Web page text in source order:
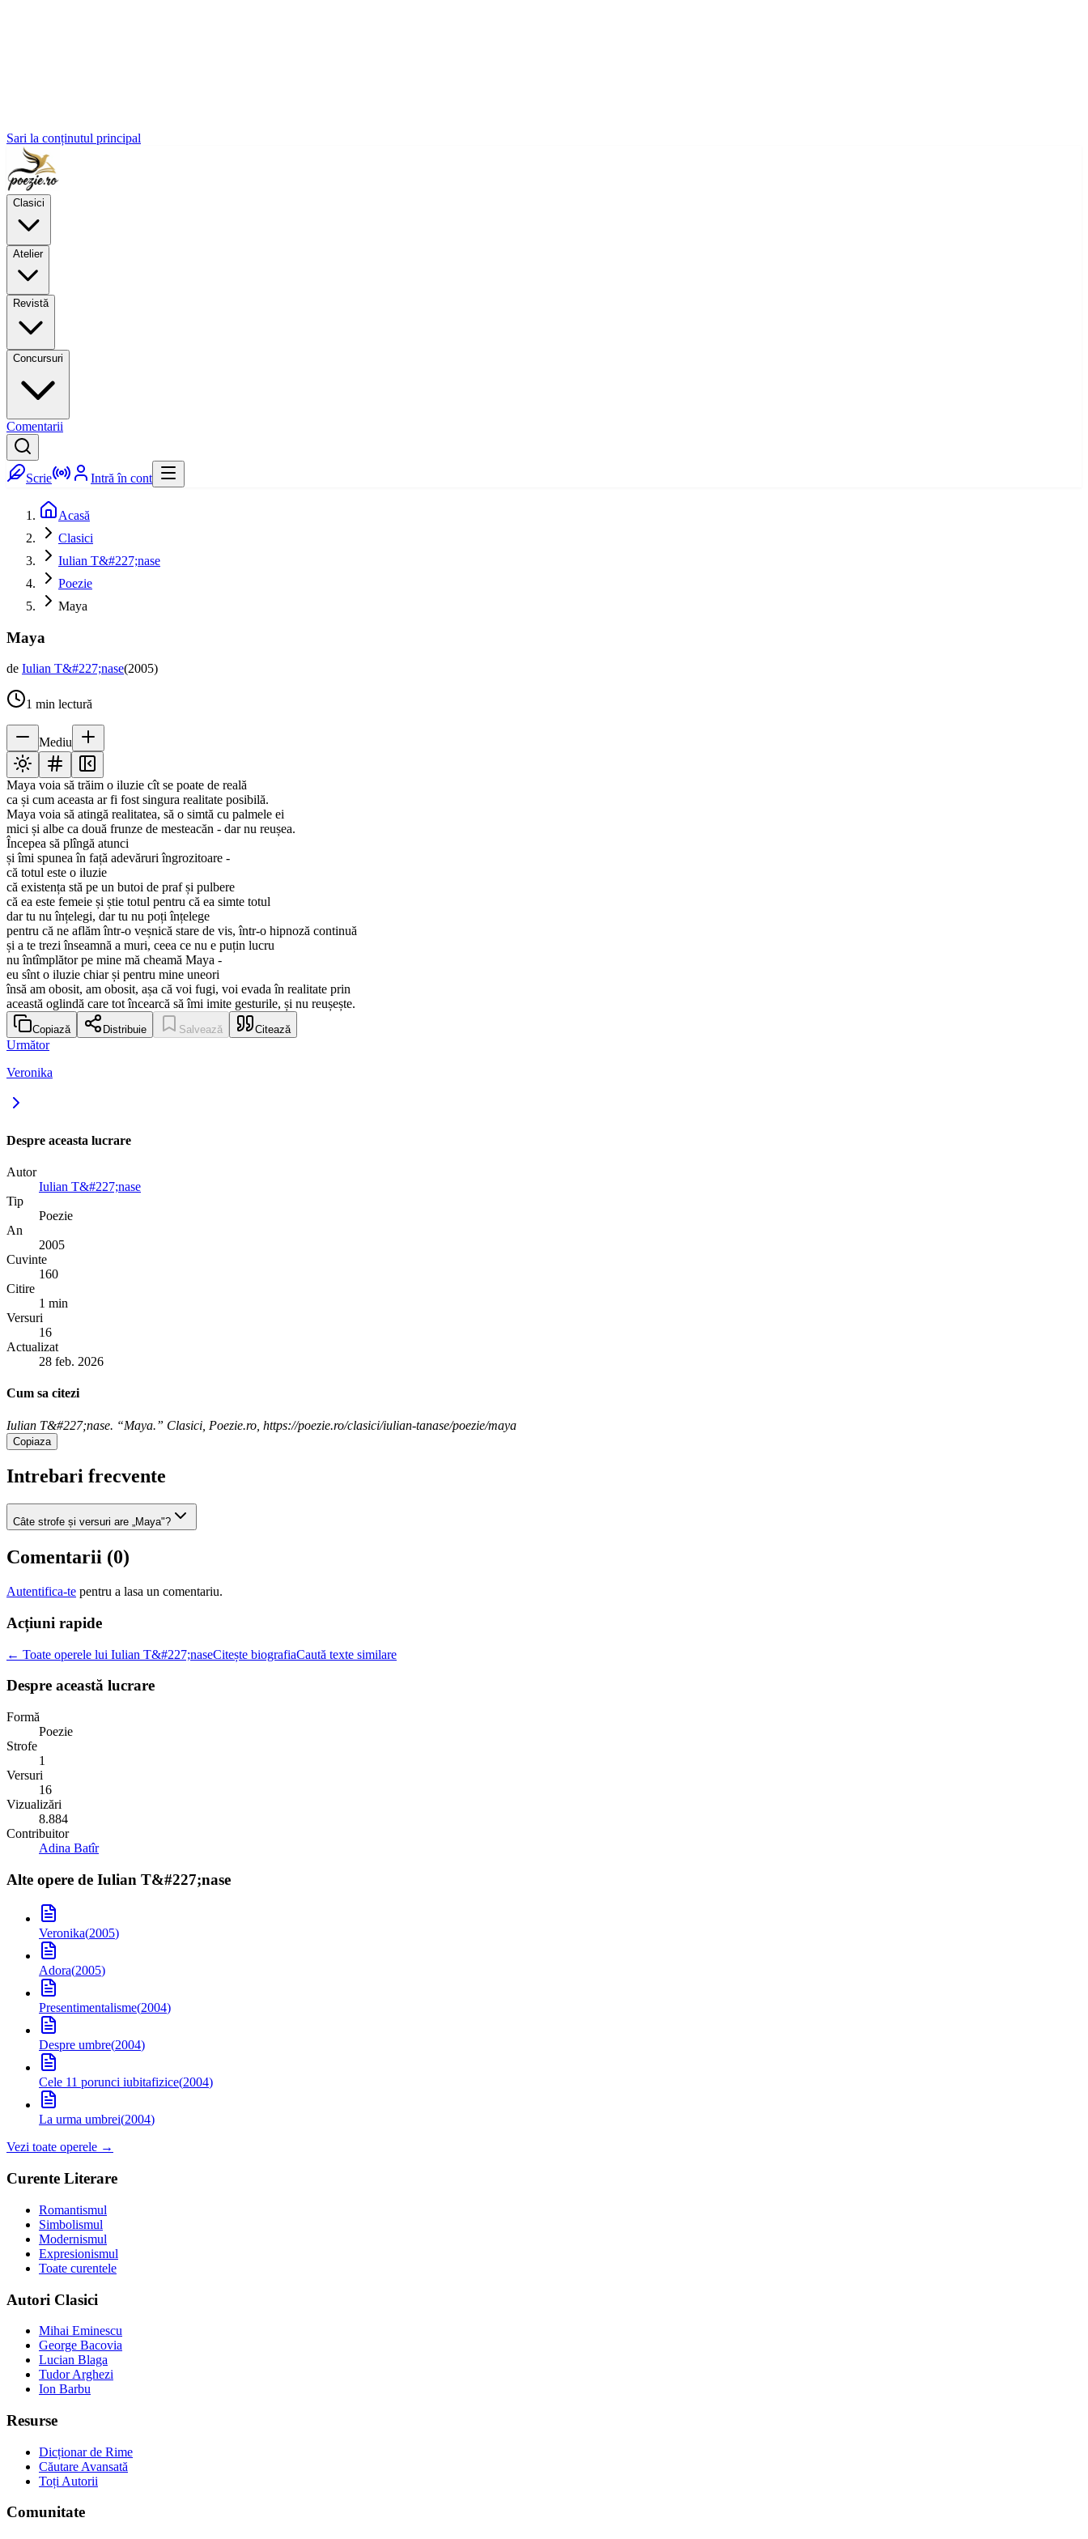
Sari la conținutul principal
Clasici
Atelier
Revistă
Concursuri
Comentarii
Scrie Intră în cont
Acasă
Clasici
Iulian T&#227;nase
Poezie
Maya
Maya
de Iulian T&#227;nase(2005)
1 min lectură
Mediu
Maya voia să trăim o iluzie cît se poate de reală
ca și cum aceasta ar fi fost singura realitate posibilă.
Maya voia să atingă realitatea, să o simtă cu palmele ei
mici și albe ca două frunze de mesteacăn - dar nu reușea.
Începea să plîngă atunci
și îmi spunea în față adevăruri îngrozitoare -
că totul este o iluzie
că existența stă pe un butoi de praf și pulbere
că ea este femeie și știe totul pentru că ea simte totul
dar tu nu înțelegi, dar tu nu poți înțelege
pentru că ne aflăm într-o veșnică stare de vis, într-o hipnoză continuă
și a te trezi înseamnă a muri, ceea ce nu e puțin lucru
nu întîmplător pe mine mă cheamă Maya -
eu sînt o iluzie chiar și pentru mine uneori
însă am obosit, am obosit, așa că voi fugi, voi evada în realitate prin
această oglindă care tot încearcă să îmi imite gesturile, și nu reușește.
Copiază Distribuie Salvează Citează
Următor
Veronika
Despre aceasta lucrare
Autor
Iulian T&#227;nase
Tip
Poezie
An
2005
Cuvinte
160
Citire
1 min
Versuri
16
Actualizat
28 feb. 2026
Cum sa citezi
Iulian T&#227;nase. “Maya.” Clasici, Poezie.ro, https://poezie.ro/clasici/iulian-tanase/poezie/maya
Copiaza
Intrebari frecvente
Câte strofe și versuri are „Maya"?
Comentarii (0)
Autentifica-te pentru a lasa un comentariu.
Acțiuni rapide
← Toate operele lui Iulian T&#227;naseCitește biografiaCaută texte similare
Despre această lucrare
Formă
Poezie
Strofe
1
Versuri
16
Vizualizări
8.884
Contribuitor
Adina Batîr
Alte opere de Iulian T&#227;nase
Veronika(2005)
Adora(2005)
Presentimentalisme(2004)
Despre umbre(2004)
Cele 11 porunci iubitafizice(2004)
La urma umbrei(2004)
Vezi toate operele →
Curente Literare
Romantismul
Simbolismul
Modernismul
Expresionismul
Toate curentele
Autori Clasici
Mihai Eminescu
George Bacovia
Lucian Blaga
Tudor Arghezi
Ion Barbu
Resurse
Dicționar de Rime
Căutare Avansată
Toți Autorii
Comunitate